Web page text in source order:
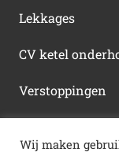
Lekkages
CV ketel
Verstoppingen
Wij maken